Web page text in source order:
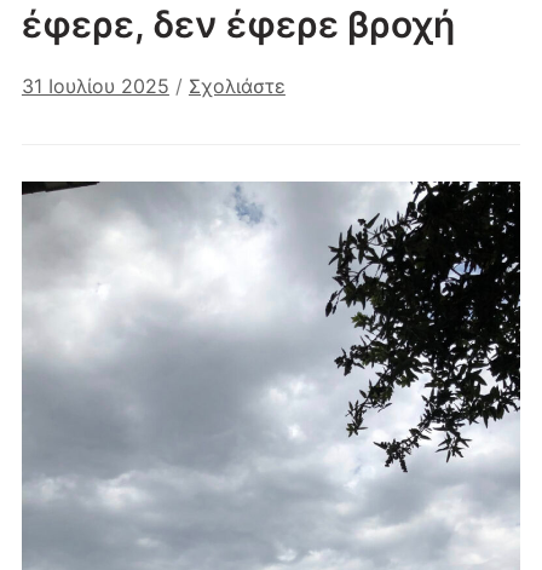
έφερε, δεν έφερε βροχή
31 Ιουλίου 2025 / Σχολιάστε